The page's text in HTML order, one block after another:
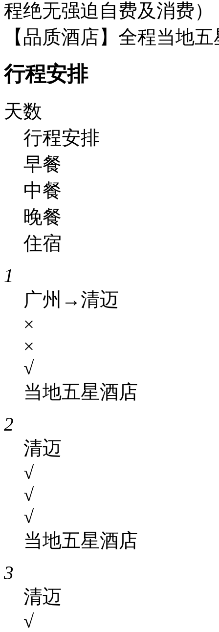
程绝无强迫自费及消费）
【品质酒店】全程当地
行程安排
天数
行程安排
早餐
中餐
晚餐
住宿
1
广州→清迈
×
×
√
当地五星酒店
2
清迈
√
√
√
当地五星酒店
3
清迈
√